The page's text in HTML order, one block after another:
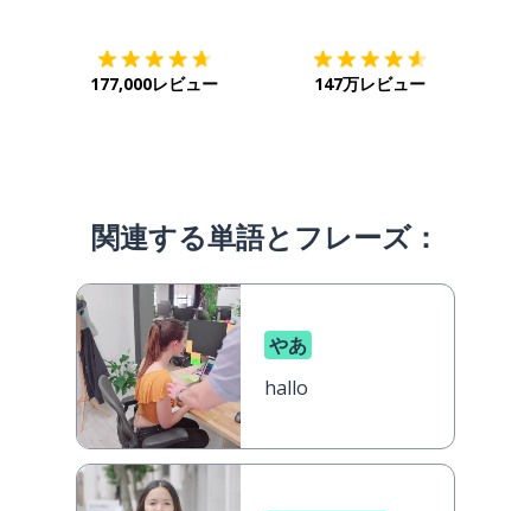
177,000レビュー 147万レビュー
関連する単語とフレーズ：
やあ
hallo